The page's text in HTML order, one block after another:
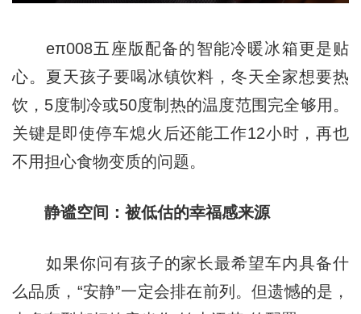
eπ008五座版配备的智能冷暖冰箱更是贴
心。夏天孩子要喝冰镇饮料，冬天全家想要热
饮，5度制冷或50度制热的温度范围完全够用。
关键是即使停车熄火后还能工作12小时，再也
不用担心食物变质的问题。
静谧空间：被低估的幸福感来源
如果你问有孩子的家长最希望车内具备什
么品质，“安静”一定会排在前列。但遗憾的是，